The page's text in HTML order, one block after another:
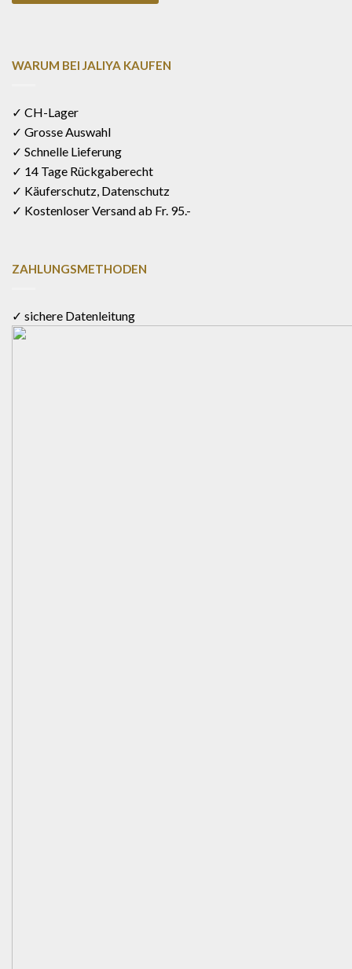
WARUM BEI JALIYA KAUFEN
✓ CH-Lager
✓ Grosse Auswahl
✓ Schnelle Lieferung
✓ 14 Tage Rückgaberecht
✓ Käuferschutz, Datenschutz
✓ Kostenloser Versand ab Fr. 95.-
ZAHLUNGSMETHODEN
✓ sichere Datenleitung